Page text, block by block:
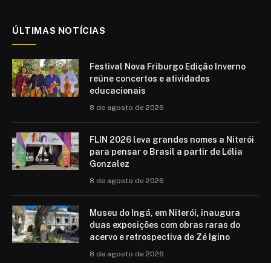
ÚLTIMAS NOTÍCIAS
Festival Nova Friburgo Edição Inverno
reúne concertos e atividades
educacionais
8 de agosto de 2026
FLIN 2026 leva grandes nomes a Niterói
para pensar o Brasil a partir de Lélia
Gonzalez
8 de agosto de 2026
Museu do Ingá, em Niterói, inaugura
duas exposições com obras raras do
acervo e retrospectiva de Zé Igino
8 de agosto de 2026